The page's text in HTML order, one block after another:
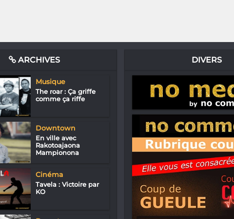
ARCHIVES
Musique
The roar : Ça griffe
comme ça riffe
Downtown
En ville avec
Rakotoajaona
Mampionona
Cinéma
Tavela : Victoire par
KO
DIVERS